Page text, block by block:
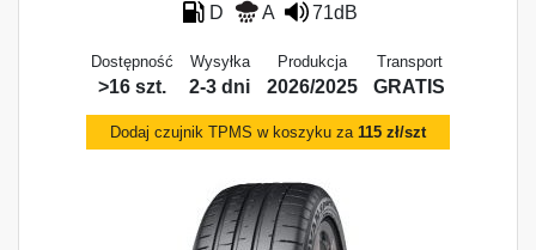
D A 71dB
Dostępność
>16 szt.
Wysyłka
2-3 dni
Produkcja
2026/2025
Transport
GRATIS
Dodaj czujnik TPMS w koszyku za 115 zł/szt